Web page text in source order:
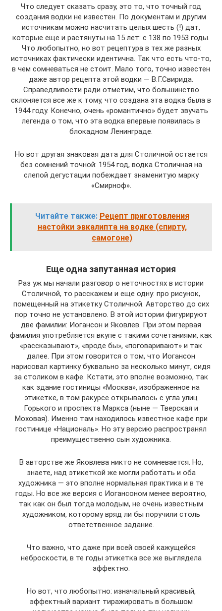
Что следует сказать сразу, это то, что точный год
создания водки не известен. По документам и другим
источникам можно насчитать целых шесть (!) дат,
которые еще и растянуты на 15 лет: с 138 по 1953 годы.
Что любопытно, но вот рецептура в тех же разных
источниках фактически идентична. Так что есть что-то,
в чем сомневаться не стоит. Мало того, точно известен
даже автор рецепта этой водки — В.Г.Свирида.
Справедливости ради отметим, что большинство
склоняется все же к тому, что создана эта водка была в
1944 году. Конечно, очень «романтично» будет звучать
легенда о том, что эта водка впервые появилась в
блокадном Ленинграде.
Но вот другая знаковая дата для Столичной остается
без сомнений точной: 1954 год, водка Столичная на
слепой дегустации побеждает знаменитую марку
«Смирноф».
Читайте также: Рецепт приготовления
настойки эвкалипта на водке (спирту,
самогоне)
Еще одна запутанная история
Раз уж мы начали разговор о неточностях в истории
Столичной, то расскажем и еще одну: про рисунок,
помещенный на этикетку Столичной. Авторство до сих
пор точно не установлено. В этой истории фигурируют
две фамилии: Иогансон и Яковлев. При этом первая
фамилия употребляется вкупе с такими сочетаниями, как
«рассказывают», «вроде бы», «поговаривают» и так
далее. При этом говорится о том, что Иогансон
нарисовал картинку буквально за несколько минут, сидя
за столиком в кафе. Кстати, это вполне возможно, так
как здание гостиницы «Москва», изображенное на
этикетке, в том ракурсе открывалось с угла улиц
Горького и проспекта Маркса (ныне — Тверская и
Моховая). Именно там находилось известное кафе при
гостинице «Националь». Но эту версию распространял
преимущественно сын художника.
В авторстве же Яковлева никто не сомневается. Но,
знаете, над этикеткой же могли работать и оба
художника — это вполне нормальная практика и в те
годы. Но все же версия с Иогансоном менее вероятно,
так как он был тогда молодым, не очень известным
художником, которому вряд ли бы поручили столь
ответственное задание.
Что важно, что даже при всей своей кажущейся
неброскости, в те годы этикетка все же выглядела
эффектно.
Но вот, что любопытно: изначальный красивый,
эффектный вариант тиражировать в большом